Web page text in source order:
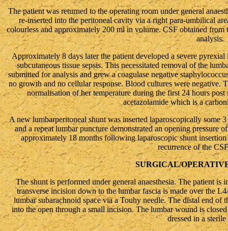
The patient was returned to the operating room under general
re-inserted into the peritoneal cavity via a right para-umbilical
colourless and approximately 200 ml in volume. CSF obtained
analysis.
Approximately 8 days later the patient developed a severe
subcutaneous tissue sepsis. This necessitated removal of the
submitted for analysis and grew a coagulase negative
no growth and no cellular response. Blood cultures were negative.
normalisation of her temperature during the first 24 hours
acetazolamide which is a
A new lumbarperitoneal shunt was inserted laparoscopically some
and a repeat lumbar puncture demonstrated an opening pressure
approximately 18 months following laparoscopic shunt
recurrence of the
SURGICAL/
The shunt is performed under general anaesthesia. The patient
transverse incision down to the lumbar fascia is made over the
lumbar subarachnoid space via a Touhy needle. The distal end
into the open through a small incision. The lumbar wound is
dressed in a